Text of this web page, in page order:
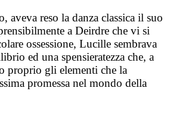
aveva reso la danza classica il suo
a Deirdre che vi si
ossessione, Lucille sembrava
ed una spensieratezza che, a
proprio gli elementi che la
promessa nel mondo della